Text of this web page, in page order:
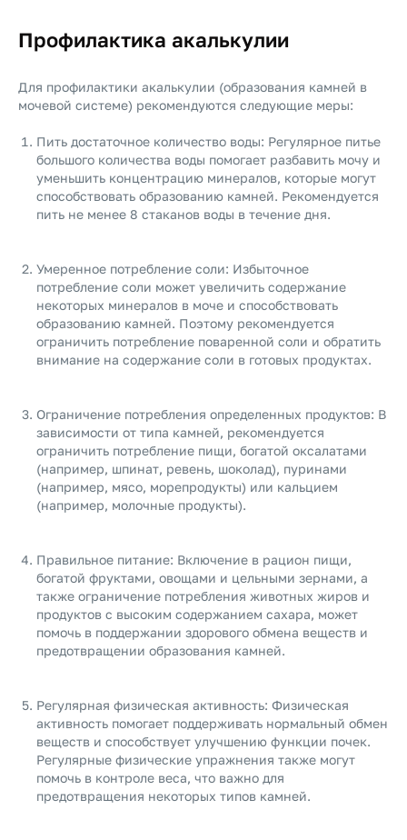
Профилактика акалькулии
Для профилактики акалькулии (образования камней в
мочевой системе) рекомендуются следующие меры:
Пить достаточное количество воды: Регулярное питье
большого количества воды помогает разбавить мочу и
уменьшить концентрацию минералов, которые могут
способствовать образованию камней. Рекомендуется
пить не менее 8 стаканов воды в течение дня.
Умеренное потребление соли: Избыточное
потребление соли может увеличить содержание
некоторых минералов в моче и способствовать
образованию камней. Поэтому рекомендуется
ограничить потребление поваренной соли и обратить
внимание на содержание соли в готовых продуктах.
Ограничение потребления определенных продуктов: В
зависимости от типа камней, рекомендуется
ограничить потребление пищи, богатой оксалатами
(например, шпинат, ревень, шоколад), пуринами
(например, мясо, морепродукты) или кальцием
(например, молочные продукты).
Правильное питание: Включение в рацион пищи,
богатой фруктами, овощами и цельными зернами, а
также ограничение потребления животных жиров и
продуктов с высоким содержанием сахара, может
помочь в поддержании здорового обмена веществ и
предотвращении образования камней.
Регулярная физическая активность: Физическая
активность помогает поддерживать нормальный обмен
веществ и способствует улучшению функции почек.
Регулярные физические упражнения также могут
помочь в контроле веса, что важно для
предотвращения некоторых типов камней.